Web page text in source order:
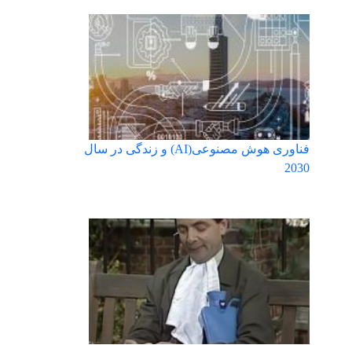
فناوری هوش مصنوعی(AI) و زندگی در سال
2030